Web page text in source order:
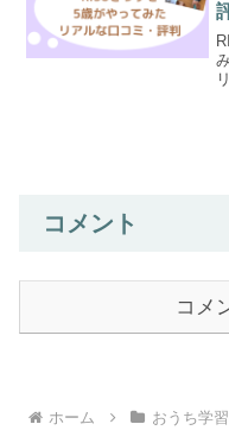
コメント
コメ
ホーム おうち学